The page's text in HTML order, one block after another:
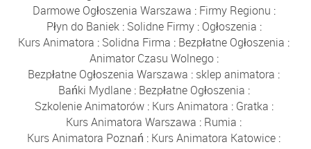
Darmowe Ogłoszenia Warszawa : Firmy Regionu :
Płyn do Baniek: Solidne Firmy: Ogłoszenia :
Kurs Animatora : Solidna Firma : Bezpłatne Ogłoszenia :
Animator Czasu Wolnego:
Bezpłatne Ogłoszenia Warszawa : sklep animatora :
Bańki Mydlane: Bezpłatne Ogłoszenia :
Szkolenie Animatorów: Kurs Animatora : Gratka :
Kurs Animatora Warszawa : Rumia :
Kurs Animatora Poznań : Kurs Animatora Katowice :